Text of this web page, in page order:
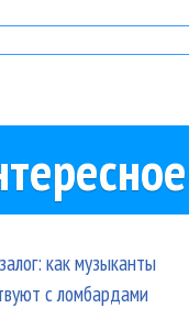
как музыканты
с ломбардами